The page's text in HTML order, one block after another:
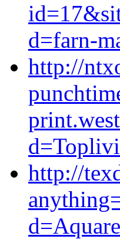
d=farn-
http://
http://